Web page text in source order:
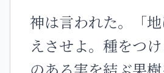
神は言われた。「
えさせよ。種をつ